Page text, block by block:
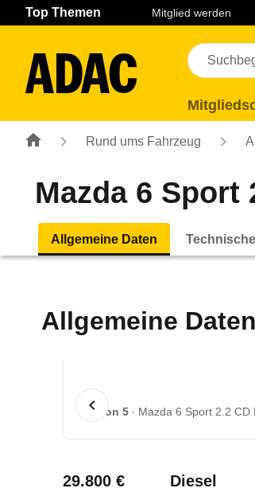
Navigation Seiteninhalt Fußzeile
Top Themen Mitglied werden
Rund ums Fahrzeug
Mazda 6 Sport
Allgemeine Daten
Allgemeine
1 von 5 Mazda 6 Sport 2.2 CD
29.800 € Diesel